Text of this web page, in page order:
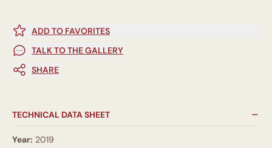
ADD TO FAVORITES
TALK TO THE GALLERY
SHARE
TECHNICAL DATA SHEET
Year: 2019